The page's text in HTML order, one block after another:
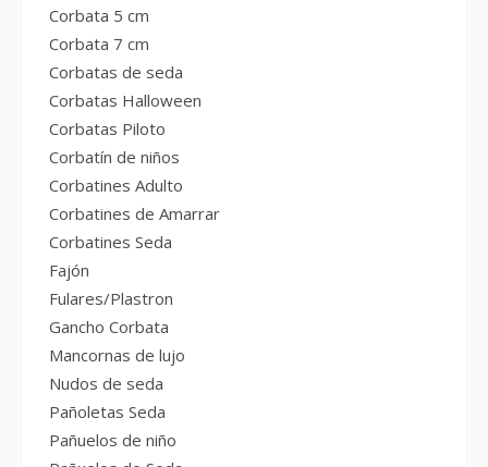
Corbata 5 cm
Corbata 7 cm
Corbatas de seda
Corbatas Halloween
Corbatas Piloto
Corbatín de niños
Corbatines Adulto
Corbatines de Amarrar
Corbatines Seda
Fajón
Fulares/Plastron
Gancho Corbata
Mancornas de lujo
Nudos de seda
Pañoletas Seda
Pañuelos de niño